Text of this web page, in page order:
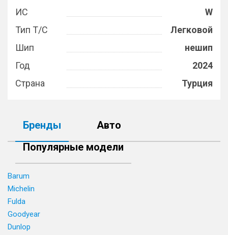
ИС
W
Тип Т/С
Легковой
Шип
нешип
Год
2024
Страна
Турция
Бренды
Авто
Популярные модели
Barum
Michelin
Fulda
Goodyear
Dunlop